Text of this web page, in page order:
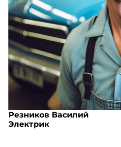
Резников Василий
Электрик